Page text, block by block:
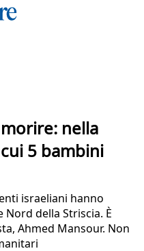
nella
5 bambini
israeliani hanno
della Striscia. È
Ahmed Mansour. Non